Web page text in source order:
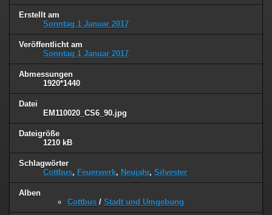
Erstellt am
Sonntag 1 Januar 2017
Veröffentlicht am
Sonntag 1 Januar 2017
Abmessungen
1920*1440
Datei
EM110020_CS6_90.jpg
Dateigröße
1210 kB
Schlagwörter
Cottbus, Feuerwerk, Neujahr, Silvester
Alben
Cottbus / Stadt und Umgebung